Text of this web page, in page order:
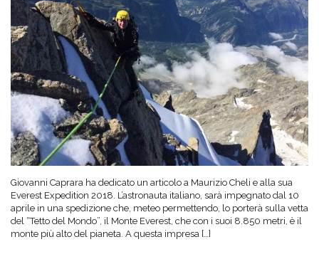
Giovanni Caprara ha dedicato un articolo a Maurizio Cheli e alla sua
Everest Expedition 2018. L’astronauta italiano, sarà impegnato dal 10
aprile in una spedizione che, meteo permettendo, lo porterà sulla vetta
del “Tetto del Mondo”, il Monte Everest, che con i suoi 8.850 metri, è il
monte più alto del pianeta. A questa impresa […]